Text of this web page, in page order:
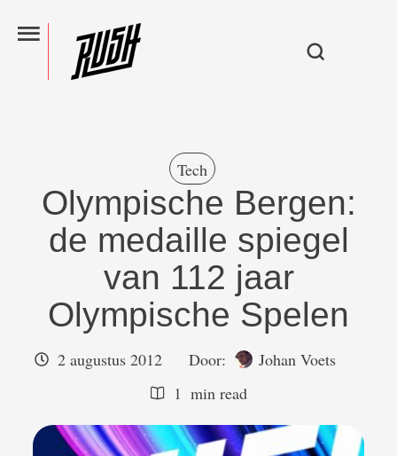
Tech
Olympische Bergen:
de medaille spiegel
van 112 jaar
Olympische Spelen
2 augustus 2012 Door:
Johan Voets
1 min read